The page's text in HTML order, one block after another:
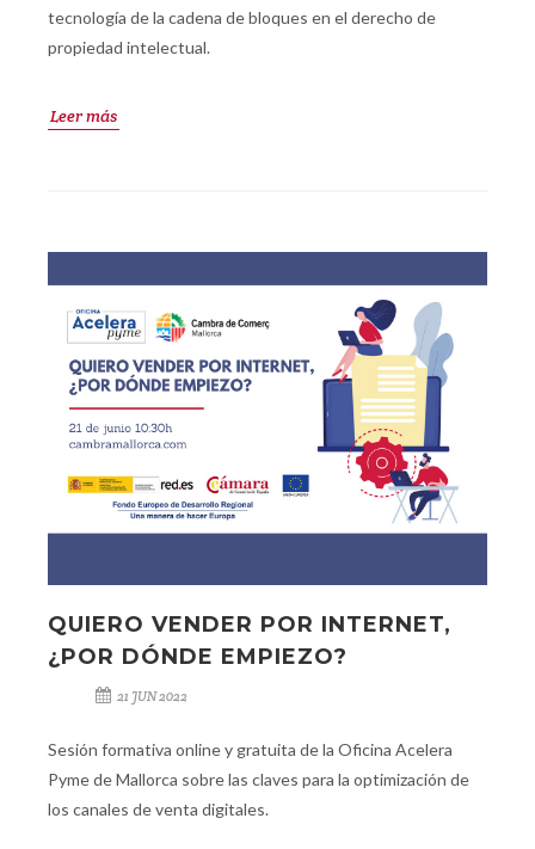
tecnología de la cadena de bloques en el derecho de
propiedad intelectual.
Leer más
QUIERO VENDER POR INTERNET,
¿POR DÓNDE EMPIEZO?
21 JUN 2022
Sesión formativa online y gratuita de la Oficina Acelera
Pyme de Mallorca sobre las claves para la optimización de
los canales de venta digitales.